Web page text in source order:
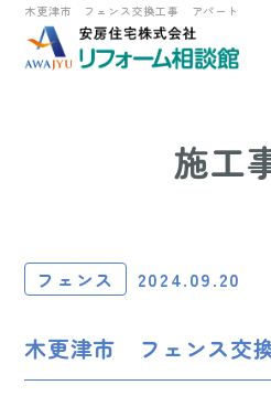
木更津市 フェンス交換工事 アパート
施工
フェンス 2024.09.20
木更津市 フェンス交